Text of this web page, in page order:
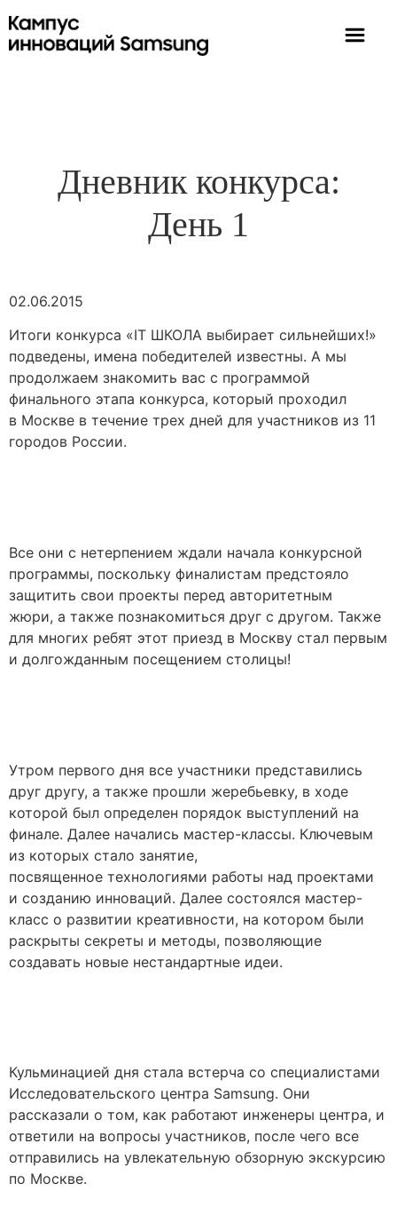
Дневник конкурса:
День 1
02.06.2015
Итоги конкурса «IT ШКОЛА выбирает сильнейших!»
подведены, имена победителей известны. А мы
продолжаем знакомить вас с программой
финального этапа конкурса, который проходил
в Москве в течение трех дней для участников из 11
городов России.
Все они с нетерпением ждали начала конкурсной
программы, поскольку финалистам предстояло
защитить свои проекты перед авторитетным
жюри, а также познакомиться друг с другом. Также
для многих ребят этот приезд в Москву стал первым
и долгожданным посещением столицы!
Утром первого дня все участники представились
друг другу, а также прошли жеребьевку, в ходе
которой был определен порядок выступлений на
финале. Далее начались мастер-классы. Ключевым
из которых стало занятие,
посвященное технологиями работы над проектами
и созданию инноваций. Далее состоялся мастер-
класс о развитии креативности, на котором были
раскрыты секреты и методы, позволяющие
создавать новые нестандартные идеи.
Кульминацией дня стала встерча со специалистами
Исследовательского центра Samsung. Они
рассказали о том, как работают инженеры центра, и
ответили на вопросы участников, после чего все
отправились на увлекательную обзорную экскурсию
по Москве.